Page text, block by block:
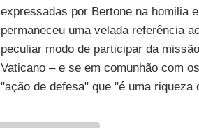
expressadas por Bertone na homilia
permaneceu uma velada referência
peculiar modo de participar da
Vaticano – e se em comunhão com
"ação de defesa" que "é uma riqueza